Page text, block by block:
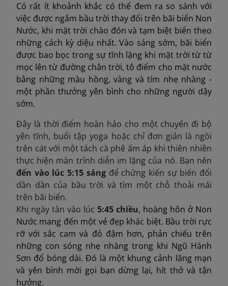
Có rất ít khoảnh khắc có thể đem ra so sánh với
việc được ngắm bầu trời thay đổi trên bãi biển Non
Nước, khi mặt trời chào đón và tạm biệt biển theo
những cách kỳ diệu nhất. Vào sáng sớm, bãi biển
được bao bọc trong sự tĩnh lặng khi mặt trời từ từ
mọc lên từ đường chân trời, tô điểm cho mặt nước
bằng những màu hồng, vàng và tím nhẹ nhàng -
một phần thưởng yên bình cho những người dậy
sớm.
Đây là thời điểm hoàn hảo cho một chuyến đi bộ
yên tĩnh, buổi tập yoga hoặc chỉ đơn giản là ngồi
trên cát với một tách cà phê ấm áp khi thiên nhiên
thực hiện màn trình diễn im lặng của nó. Bạn nên
đến vào lúc 5:15 sáng để chứng kiến ​​sự biến đổi
dần dần của bầu trời và tìm một chỗ thoải mái
trên bãi biển.​
Khi ngày tàn vào lúc 5:45 chiều, hoàng hôn ở Non
Nước mang đến một vẻ đẹp khác biệt. Bầu trời rực
rỡ với sắc cam và đỏ đậm hơn, phản chiếu trên
những con sóng nhẹ nhàng trong khi Ngũ Hành
Sơn đổ bóng dài. Đó là một khung cảnh lãng mạn
và yên bình mời gọi bạn dừng lại, hít thở và tận
hưởng.